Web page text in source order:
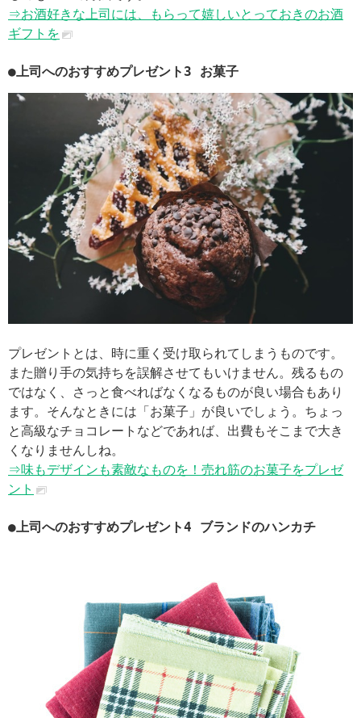
⇒お酒好きな上司には、もらって嬉しいとっておきのお酒
ギフトを
●上司へのおすすめプレゼント3 お菓子
プレゼントとは、時に重く受け取られてしまうものです。
また贈り手の気持ちを誤解させてもいけません。残るもの
ではなく、さっと食べればなくなるものが良い場合もあり
ます。そんなときには「お菓子」が良いでしょう。ちょっ
と高級なチョコレートなどであれば、出費もそこまで大き
くなりませんしね。
⇒味もデザインも素敵なものを！売れ筋のお菓子をプレゼ
ント
●上司へのおすすめプレゼント4 ブランドのハンカチ